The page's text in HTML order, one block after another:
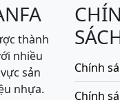
thành
nhiều
sản
nhựa.
Chính
Chính